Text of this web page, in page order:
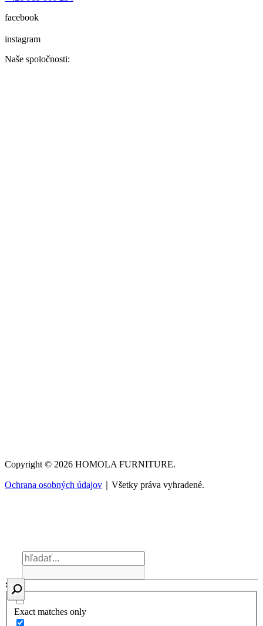
facebook
instagram
Naše spoločnosti:
Copyright © 2026 HOMOLA FURNITURE.
Ochrana osobných údajov ｜Všetky práva vyhradené.
Exact matches only